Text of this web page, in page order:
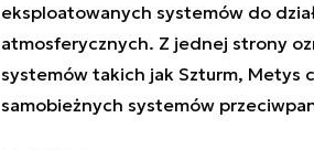
eksploatowanych systemów do
atmosferycznych. Z jednej strony
systemów takich jak Szturm, Metys
samobieżnych systemów